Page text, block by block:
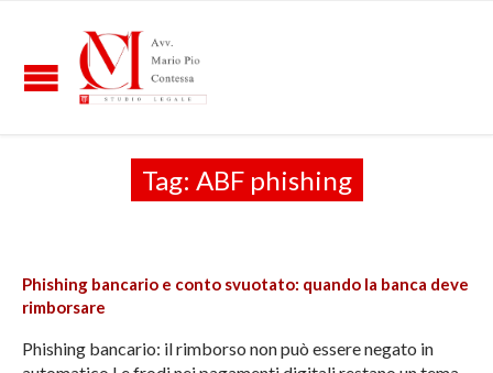
Tag: ABF phishing
Phishing bancario e conto svuotato: quando la banca deve
rimborsare
Phishing bancario: il rimborso non può essere negato in